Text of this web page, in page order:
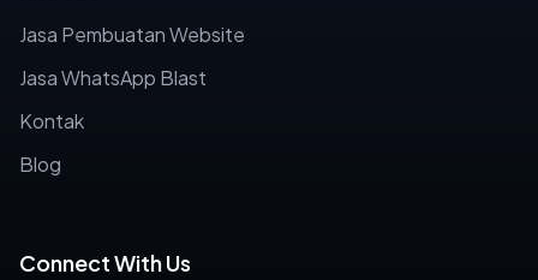
Jasa Pembuatan Website
Jasa WhatsApp Blast
Kontak
Blog
Connect With Us